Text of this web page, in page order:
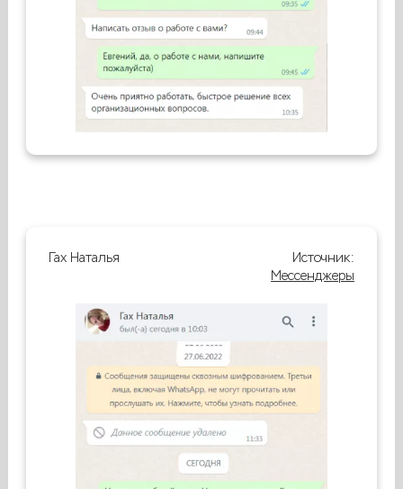
Гах Наталья
Источник:
Мессенджеры